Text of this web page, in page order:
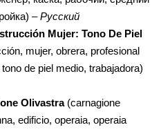
–Русский
Mujer: Tono De Piel
mujer, obrera, profesional
de piel medio, trabajadora)
Olivastra(carnagione
edificio, operaia, operaia